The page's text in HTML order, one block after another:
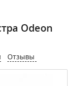
Odeon
Отзывы